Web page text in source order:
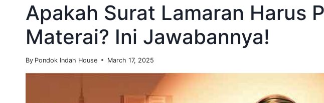
Apakah Surat Lamaran Harus
Materai? Ini Jawabannya!
By Pondok Indah House March 17, 2025